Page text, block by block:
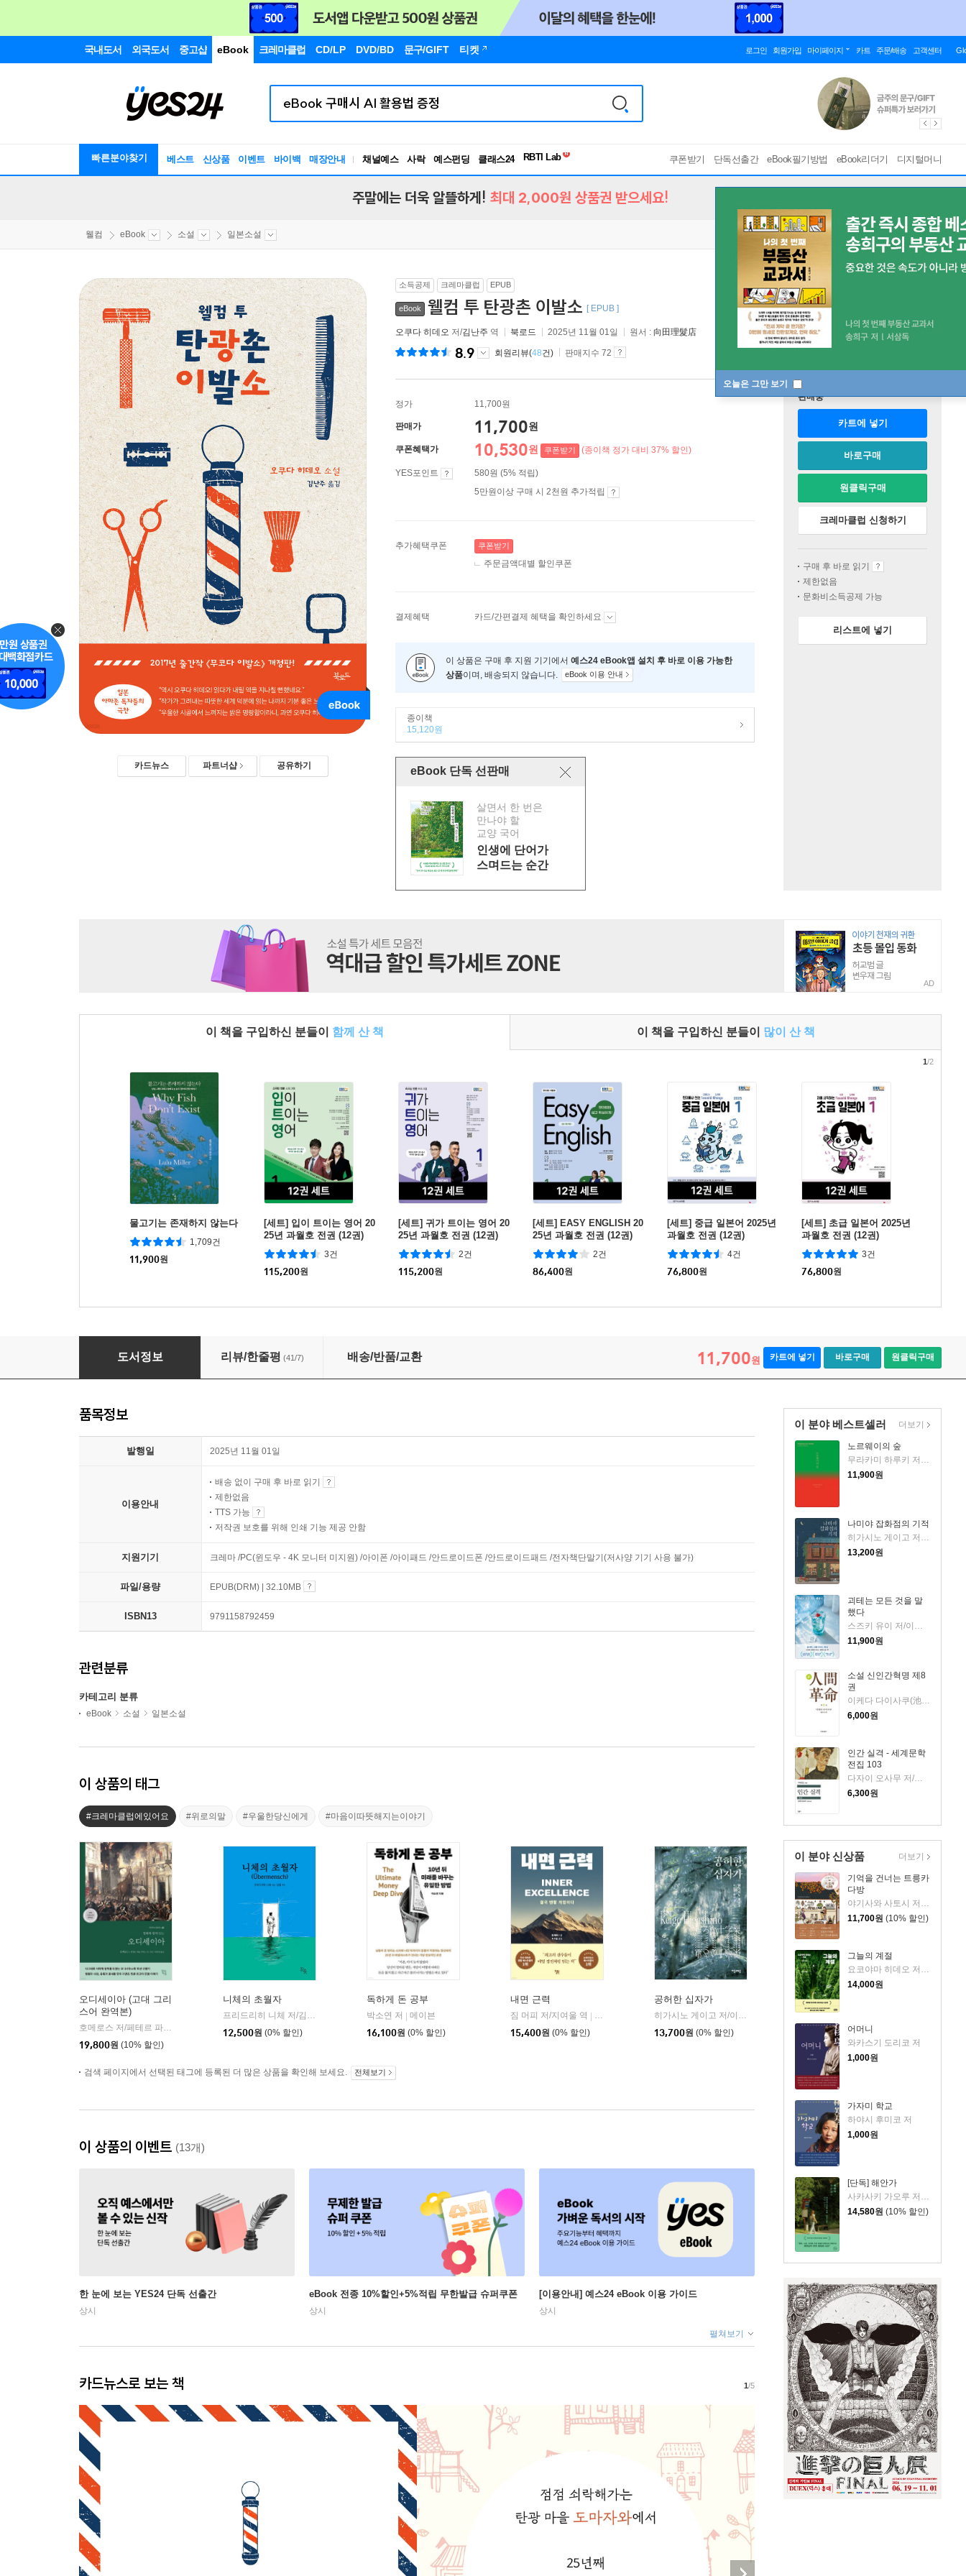
국내도서 외국도서 중고샵 eBook 크레마클럽 CD/LP DVD/BD 문구/GIFT 티켓 로그인 회원가입 마이페이지 카트 주문/배송 고객센터
빠른분야찾기 베스트 신상품 이벤트 바이백 매장안내 채널예스 사락 예스펀딩 클래스24
독서유형검사
RBTI Lab
쿠폰받기 단독선출간 eBook필기방법 eBook리더기 디지털머니
오늘은 그만 보기
주말에는 더욱 알뜰하게! 최대 2,000원 상품권 받으세요!
웰컴 eBook 소설 일본소설
카드뉴스 파트너샵 공유하기
소득공제 크레마클럽 EPUB
eBook 웰컴 투 탄광촌 이발소 [ EPUB ]
오쿠다 히데오 저/김난주 역 북로드 2025년 11월 01일 원서 : 向田理髮店
8.9 회원리뷰(48건) 판매지수 72
정가 11,700원
판매가 11,700원
쿠폰혜택가 10,530원 쿠폰받기 (종이책 정가 대비 37% 할인)
YES포인트
580원 (5% 적립)
5만원이상 구매 시 2천원 추가적립
추가혜택쿠폰 쿠폰받기
주문금액대별 할인쿠폰
결제혜택 카드/간편결제 혜택을 확인하세요
이 상품은 구매 후 지원 기기에서 예스24 eBook앱 설치 후 바로 이용 가능한
상품이며, 배송되지 않습니다. eBook 이용 안내
종이책
15,120원
eBook 단독 선판매
살면서 한 번은
만나야 할
교양 국어
인생에 단어가
스며드는 순간
판매중
카트에 넣기
바로구매
원클릭구매
크레마클럽 신청하기
구매 후 바로 읽기
제한없음
문화비소득공제 가능
리스트에 넣기
AD
이 책을 구입하신 분들이 함께 산 책 이 책을 구입하신 분들이 많이 산 책
물고기는 존재하지 않는다
1,709건
11,900원
[세트] 입이 트이는 영어 20
25년 과월호 전권 (12권)
3건
115,200원
[세트] 귀가 트이는 영어 20
25년 과월호 전권 (12권)
2건
115,200원
[세트] EASY ENGLISH 20
25년 과월호 전권 (12권)
2건
86,400원
[세트] 중급 일본어 2025년
과월호 전권 (12권)
4건
76,800원
[세트] 초급 일본어 2025년
과월호 전권 (12권)
3건
76,800원
1/2
웰컴 투 탄광촌 이발소
도서정보 리뷰/한줄평 (41/7) 배송/반품/교환 11,700원 카트에 넣기 바로구매 원클릭구매
이 분야 베스트셀러
노르웨이의 숲
11,900원
나미야 잡화점의 기적
13,200원
괴테는 모든 것을 말
했다
스즈키 유이 저/이지수 역
11,900원
소설 신인간혁명 제8
권
이케다 다이사쿠(池田大作) 저
6,000원
인간 실격 - 세계문학
전집 103
다자이 오사무 저/김춘미 역
6,300원
더보기
이 분야 신상품
기억을 건너는 트릉카
다방
야기사와 사토시 저/임희선 역
11,700원 (10% 할인)
그늘의 계절
14,000원
어머니
와카스기 도리코 저
1,000원
가자미 학교
하야시 후미코 저
1,000원
[단독] 해안가
14,580원 (10% 할인)
더보기
품목정보
발행일 2025년 11월 01일
이용안내
배송 없이 구매 후 바로 읽기
제한없음
TTS 가능
저작권 보호를 위해 인쇄 기능 제공 안함
지원기기 크레마 /PC(윈도우 - 4K 모니터 미지원) /아이폰 /아이패드 /안드로이드폰 /안드로이드패드 /전자책단말기(저사양 기기 사용 불가)
파일/용량 EPUB(DRM) | 32.10MB
ISBN13 9791158792459
관련분류
카테고리 분류
eBook 소설 일본소설
이 상품의 태그
#크레마클럽에있어요 #위로의말 #우울한당신에게 #마음이따뜻해지는이야기
오디세이아 (고대 그리
스어 완역본)
| 현대지성
19,800원 (10% 할인)
니체의 초월자
12,500원 (0% 할인)
독하게 돈 공부
박소연 저 | 메이븐
16,100원 (0% 할인)
내면 근력
짐 머피 저/지여울 역 |
15,400원 (0% 할인)
공허한 십자가
자음과모음
13,700원 (0% 할인)
검색 페이지에서 선택된 태그에 등록된 더 많은 상품을 확인해 보세요. 전체보기
이 상품의 이벤트 (13개)
한 눈에 보는 YES24 단독 선출간
상시
eBook 전종 10%할인+5%적립 무한발급 슈퍼쿠폰
상시
[이용안내] 예스24 eBook 이용 가이드
상시
펼쳐보기
카드뉴스로 보는 책 1/5